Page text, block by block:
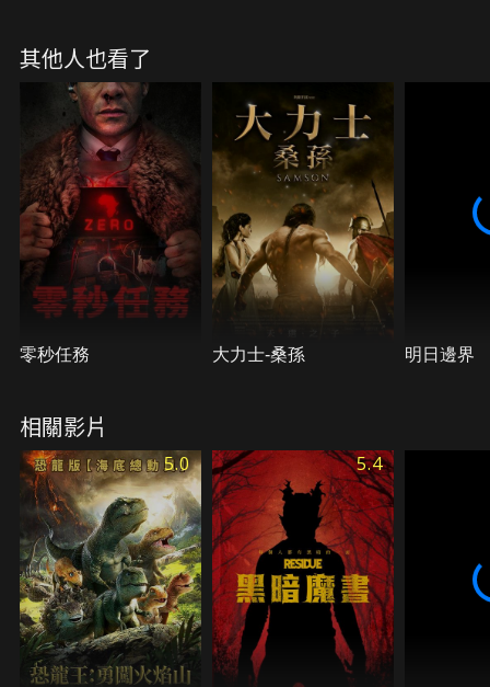
其他人也看了
零秒任務 大力士-桑孫 明日邊界
相關影片
5.0 5.4